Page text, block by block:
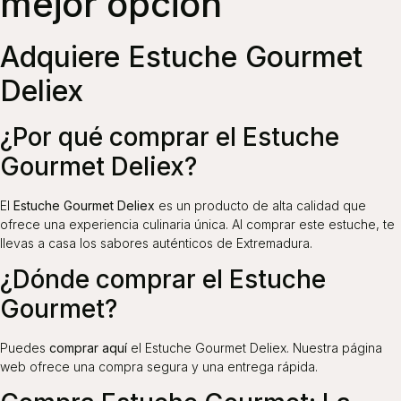
Adquiere Estuche Gourmet
Deliex
¿Por qué comprar el Estuche
Gourmet Deliex?
El Estuche Gourmet Deliex es un producto de alta calidad que
ofrece una experiencia culinaria única. Al comprar este estuche, te
llevas a casa los sabores auténticos de Extremadura.
¿Dónde comprar el Estuche
Gourmet?
Puedes comprar aquí el Estuche Gourmet Deliex. Nuestra página
web ofrece una compra segura y una entrega rápida.